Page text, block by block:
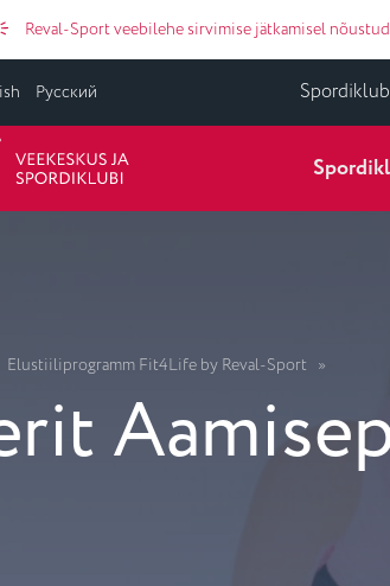
Reval-Sport veebilehe sirvimise jätkamisel
Русский
Elustiiliprogramm Fit4Life by Reval-Sport »